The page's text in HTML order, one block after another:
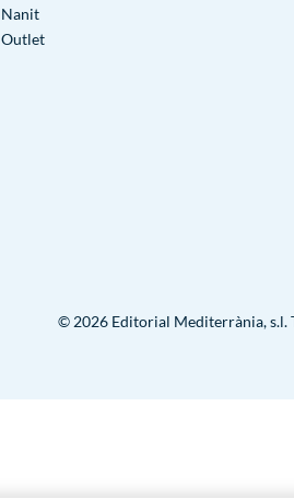
Nanit
Outlet
© 2026 Editorial Mediterrània, s.l.